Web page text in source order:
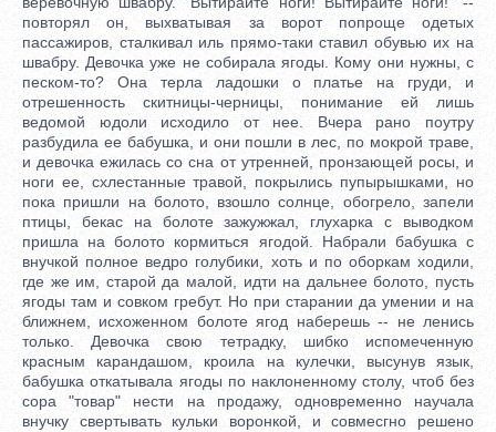
повторял он, выхватывая за ворот попроще одетых
пассажиров, сталкивал иль прямо-таки ставил обувью их на
швабру. Девочка уже не собирала ягоды. Кому они нужны, с
песком-то? Она терла ладошки о платье на груди, и
отрешенность скитницы-черницы, понимание ей лишь
ведомой юдоли исходило от нее. Вчера рано поутру
разбудила ее бабушка, и они пошли в лес, по мокрой траве,
и девочка ежилась со сна от утренней, пронзающей росы, и
ноги ее, схлестанные травой, покрылись пупырышками, но
пока пришли на болото, взошло солнце, обогрело, запели
птицы, бекас на болоте зажужжал, глухарка с выводком
пришла на болото кормиться ягодой. Набрали бабушка с
внучкой полное ведро голубики, хоть и по оборкам ходили,
где же им, старой да малой, идти на дальнее болото, пусть
ягоды там и совком гребут. Но при старании да умении и на
ближнем, исхоженном болоте ягод наберешь -- не ленись
только. Девочка свою тетрадку, шибко испомеченную
красным карандашом, кроила на кулечки, высунув язык,
бабушка откатывала ягоды по наклоненному столу, чтоб без
сора "товар" нести на продажу, одновременно научала
внучку свертывать кульки воронкой, и совмесгно решено